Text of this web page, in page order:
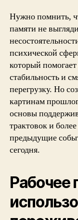
Нужно помнить,
памяти не
психической
который
стабильность и
перегрузку. Но
картинам
основы
трактовок и
предыдущие
сегодня.
Рабочее